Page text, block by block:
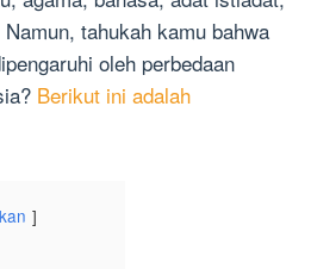
tahukah kamu bahwa
oleh perbedaan
Berikut ini adalah